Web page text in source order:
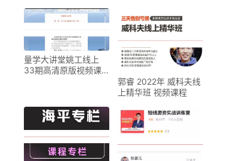
量学大讲堂姚工线上
33期高清原版视频课
郭睿 2022年 威科夫线
上精华班 视频课程